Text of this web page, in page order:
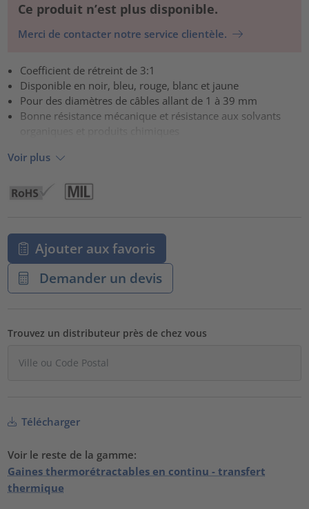
Ce produit n’est plus disponible.
Merci de contacter notre service clientèle.
Coefficient de rétreint de 3:1
Disponible en noir, bleu, rouge, blanc et jaune
Pour des diamètres de câbles allant de 1 à 39 mm
Bonne résistance mécanique et résistance aux solvants
Voir plus
Ajouter aux favoris
Demander un devis
Trouvez un distributeur près de chez vous
Télécharger
Voir le reste de la gamme:
Gaines thermorétractables en continu - transfert
thermique